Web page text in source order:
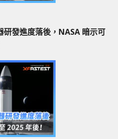
發進度落後，NASA 暗示可